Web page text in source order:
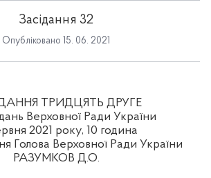
Засідання 32
Опубліковано 15. 06. 2021
ТРИДЦЯТЬ ДРУГЕ
Верховної Ради України
2021 року, 10 година
Голова Верховної Ради України
РАЗУМКОВ Д.О.